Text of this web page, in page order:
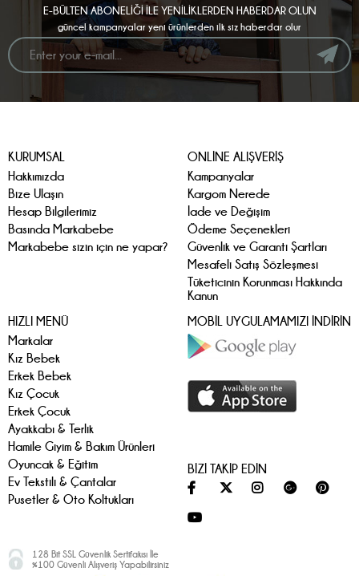
E-BÜLTEN ABONELİĞİ İLE YENİLİKLERDEN HABERDAR OLUN
güncel kampanyalar yeni ürünlerden ilk siz haberdar olur
KURUMSAL
Hakkımızda
Bize Ulaşın
Hesap Bilgilerimiz
Basında Markabebe
Markabebe sizin için ne yapar?
ONLİNE ALIŞVERİŞ
Kampanyalar
Kargom Nerede
İade ve Değişim
Ödeme Seçenekleri
Güvenlik ve Garanti Şartları
Mesafeli Satış Sözleşmesi
Tüketicinin Korunması Hakkında
Kanun
HIZLI MENÜ
Markalar
Kız Bebek
Erkek Bebek
Kız Çocuk
Erkek Çocuk
Ayakkabı & Terlik
Hamile Giyim & Bakım Ürünleri
Oyuncak & Eğitim
Ev Tekstili & Çantalar
Pusetler & Oto Koltukları
MOBİL UYGULAMAMIZI İNDİRİN
BİZİ TAKİP EDİN
128 Bit SSL Güvenlik Sertifakısı İle
%100 Güvenli Alışveriş Yapabilirsiniz